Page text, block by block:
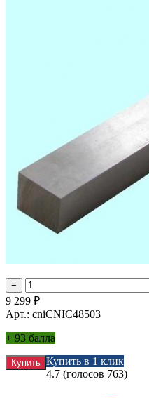
9 299 ₽
Арт.: cniCNIC48503
+ 93 балла
Купить в 1 клик
4.7 (голосов 763)